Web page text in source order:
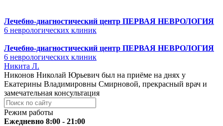
Лечебно-диагностический центр ПЕРВАЯ НЕВРОЛОГИЯ
6 неврологических клиник
Лечебно-диагностический центр ПЕРВАЯ НЕВРОЛОГИЯ
6 неврологических клиник
Никита Л.
Никонов Николай Юрьевич был на приёме на днях у
Екатерины Владимировны Смирновой, прекрасный врач и
замечательная консультация
Режим работы
Ежедневно 8:00 - 21:00